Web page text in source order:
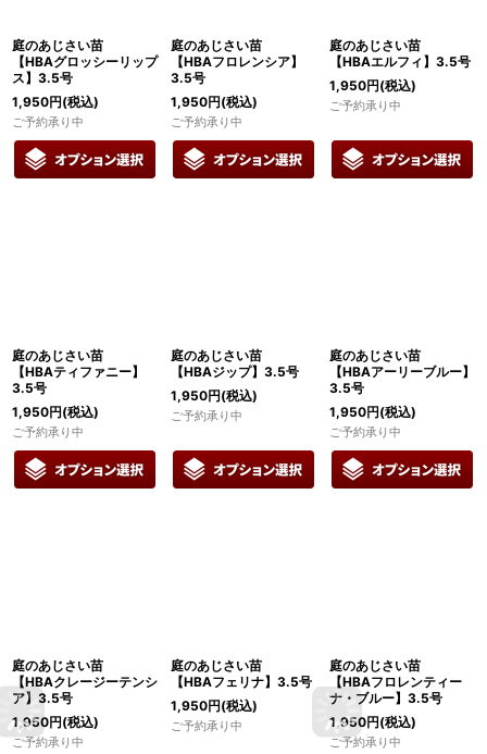
庭のあじさい苗
【HBAグロッシーリップ
ス】3.5号
1,950円(税込)
ご予約承り中
庭のあじさい苗
【HBAフロレンシア】
3.5号
1,950円(税込)
ご予約承り中
庭のあじさい苗
【HBAエルフィ】3.5号
1,950円(税込)
ご予約承り中
庭のあじさい苗
【HBAティファニー】
3.5号
1,950円(税込)
ご予約承り中
庭のあじさい苗
【HBAジップ】3.5号
1,950円(税込)
ご予約承り中
庭のあじさい苗
【HBAアーリーブルー】
3.5号
1,950円(税込)
ご予約承り中
庭のあじさい苗
【HBAクレージーテンシ
ア】3.5号
1,950円(税込)
ご予約承り中
庭のあじさい苗
【HBAフェリナ】3.5号
1,950円(税込)
ご予約承り中
庭のあじさい苗
【HBAフロレンティー
ナ・ブルー】3.5号
1,950円(税込)
ご予約承り中